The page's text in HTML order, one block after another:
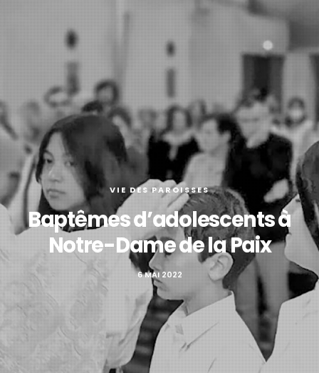
VIE DES PAROISSES
Baptêmes d’adolescents à
Notre-Dame de la Paix
6 MAI 2022